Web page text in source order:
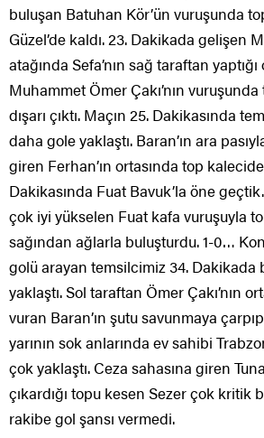
buluşan Batuhan Kör’ün vuruşunda
Güzel’de kaldı. 23. Dakikada gelişen
atağında Sefa’nın sağ taraftan
Muhammet Ömer Çakı’nın
dışarı çıktı. Maçın 25. Dakikasında
daha gole yaklaştı. Baran’ın ara
giren Ferhan’ın ortasında top
Dakikasında Fuat Bavuk’la öne geçtik.
çok iyi yükselen Fuat kafa vuruşuyla
sağından ağlarla buluşturdu. 1-0…
golü arayan temsilcimiz 34. Dakikada
yaklaştı. Sol taraftan Ömer Çakı’nın
vuran Baran’ın şutu savunmaya
yarının sok anlarında ev sahibi
çok yaklaştı. Ceza sahasına giren
çıkardığı topu kesen Sezer çok kritik
rakibe gol şansı vermedi.